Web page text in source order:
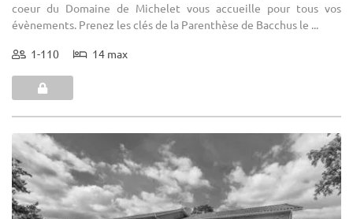
coeur du Domaine de Michelet vous accueille pour tous vos
évènements. Prenez les clés de la Parenthèse de Bacchus le ...
1-110 14 max